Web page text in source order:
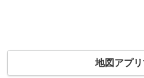
地図アプリ